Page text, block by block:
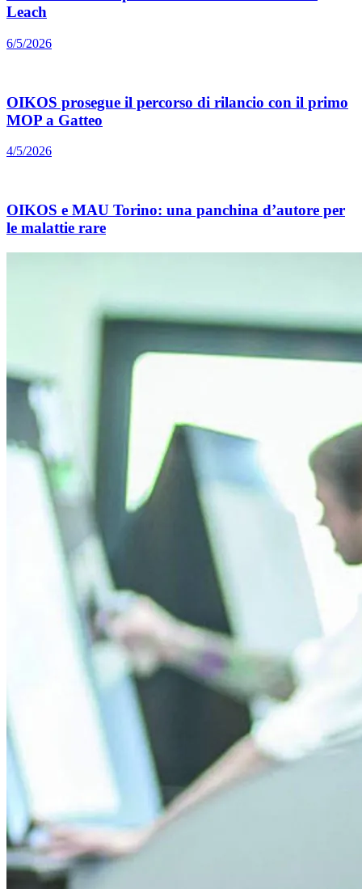
Leach
6/5/2026
OIKOS prosegue il percorso di rilancio con il primo
MOP a Gatteo
4/5/2026
OIKOS e MAU Torino: una panchina d’autore per
le malattie rare